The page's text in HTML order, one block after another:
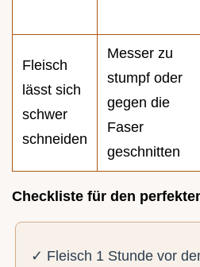
Fleisch
lässt sich
schwer
schneiden
Messer zu
stumpf oder
gegen die
Faser
geschnitten
Checkliste für den
✓ Fleisch 1 Stunde vor